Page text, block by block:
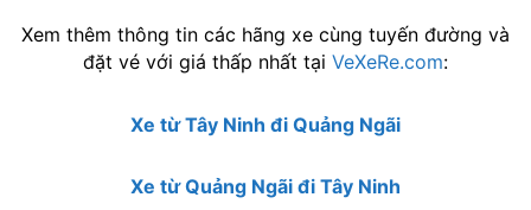
Xem thêm thông tin các hãng xe cùng tuyến đường và
đặt vé với giá thấp nhất tại VeXeRe.com:
Xe từ Tây Ninh đi Quảng Ngãi
Xe từ Quảng Ngãi đi Tây Ninh